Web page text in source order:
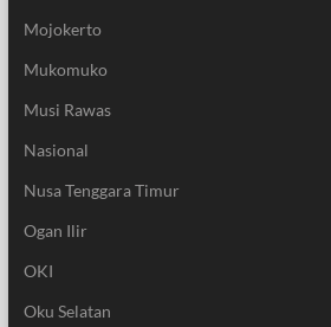
Mojokerto
Mukomuko
Musi Rawas
Nasional
Nusa Tenggara Timur
Ogan Ilir
OKI
Oku Selatan